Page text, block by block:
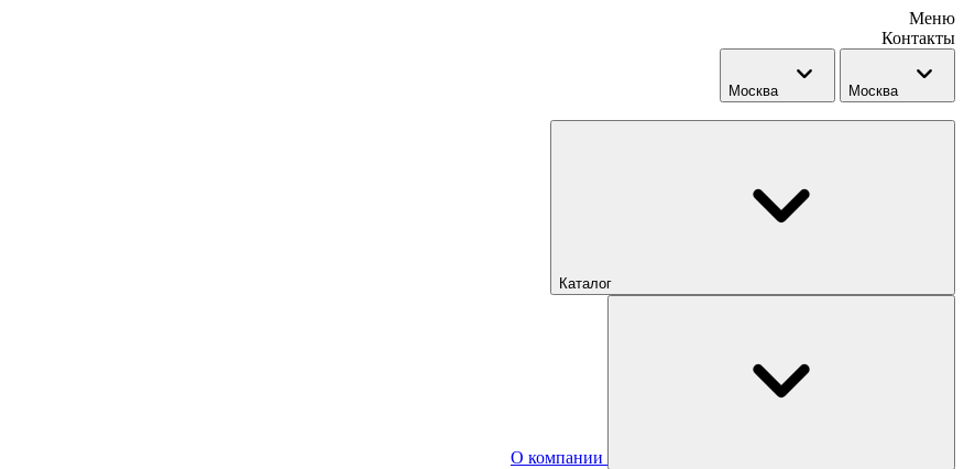
Меню
Контакты
Москва Москва
Каталог
О компании